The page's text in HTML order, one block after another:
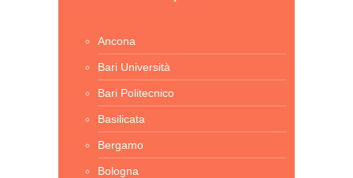
Ancona
Bari Università
Bari Politecnico
Basilicata
Bergamo
Bologna